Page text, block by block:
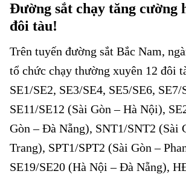
Đường sắt chạy tăng cường
đôi tàu!
Trên tuyến đường sắt Bắc Nam,
tổ chức chạy thường xuyên 12 đôi
SE1/SE2, SE3/SE4, SE5/SE6, SE7/
SE11/SE12 (Sài Gòn – Hà Nội),
Gòn – Đà Nẵng), SNT1/SNT2 (Sài
Trang), SPT1/SPT2 (Sài Gòn –
SE19/SE20 (Hà Nội – Đà Nẵng),